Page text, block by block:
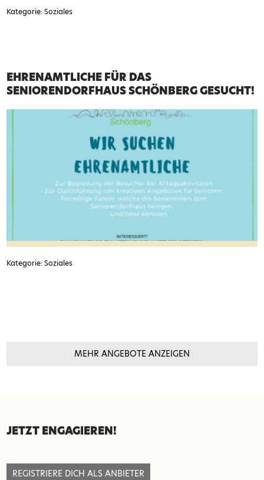
Kategorie: Soziales
EHRENAMTLICHE FÜR DAS
SENIORENDORFHAUS SCHÖNBERG GESUCHT!
Kategorie: Soziales
MEHR ANGEBOTE ANZEIGEN
SEITENFUSS
JETZT ENGAGIEREN!
REGISTRIERE DICH ALS ANBIETER